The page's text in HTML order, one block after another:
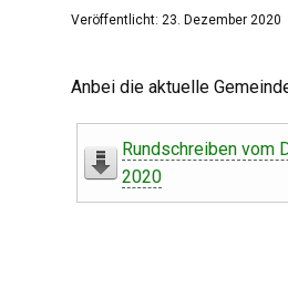
Veröffentlicht: 23. Dezember 2020
Anbei die aktuelle
Rundschreiben vom
2020